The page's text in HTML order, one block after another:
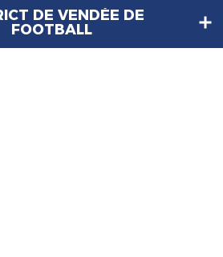
DE VENDÉE DE
FOOTBALL